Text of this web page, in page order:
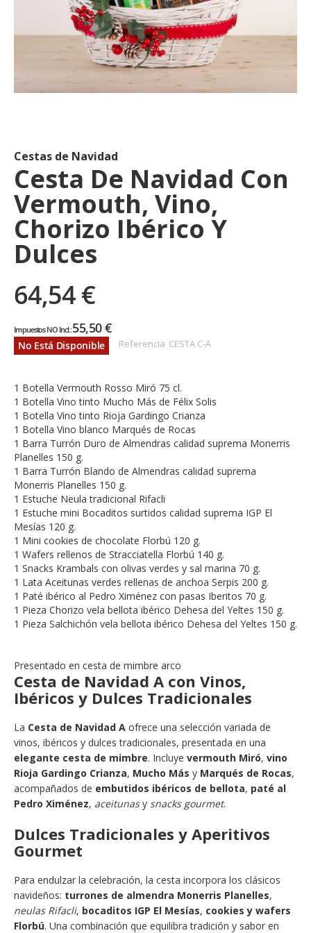
de
la
galería
de
imágenes
Cestas de Navidad
Cesta De Navidad Con
Vermouth, Vino,
Chorizo Ibérico Y
Dulces
64,54 €
55,50 €
No Está Disponible Referencia CESTA C-A
1 Botella Vermouth Rosso Miró 75 cl.
1 Botella Vino tinto Mucho Más de Félix Solis
1 Botella Vino tinto Rioja Gardingo Crianza
1 Botella Vino blanco Marqués de Rocas
1 Barra Turrón Duro de Almendras calidad suprema Monerris
Planelles 150 g.
1 Barra Turrón Blando de Almendras calidad suprema
Monerris Planelles 150 g.
1 Estuche Neula tradicional Rifacli
1 Estuche mini Bocaditos surtidos calidad suprema IGP El
Mesías 120 g.
1 Mini cookies de chocolate Florbú 120 g.
1 Wafers rellenos de Stracciatella Florbú 140 g.
1 Snacks Krambals con olivas verdes y sal marina 70 g.
1 Lata Aceitunas verdes rellenas de anchoa Serpis 200 g.
1 Paté ibérico al Pedro Ximénez con pasas Iberitos 70 g.
1 Pieza Chorizo vela bellota ibérico Dehesa del Yeltes 150 g.
1 Pieza Salchichón vela bellota ibérico Dehesa del Yeltes 150 g.
Presentado en cesta de mimbre arco
Cesta de Navidad A con Vinos,
Ibéricos y Dulces Tradicionales
La Cesta de Navidad A ofrece una selección variada de
vinos, ibéricos y dulces tradicionales, presentada en una
elegante cesta de mimbre. Incluye vermouth Miró, vino
Rioja Gardingo Crianza, Mucho Más y Marqués de Rocas,
acompañados de embutidos ibéricos de bellota, paté al
Pedro Ximénez, aceitunasy snacks gourmet.
Dulces Tradicionales y Aperitivos
Gourmet
Para endulzar la celebración, la cesta incorpora los clásicos
navideños: turrones de almendra Monerris Planelles,
neulas Rifacli, bocaditos IGP El Mesías, cookies y wafers
Florbú. Una combinación que equilibra tradición y sabor en